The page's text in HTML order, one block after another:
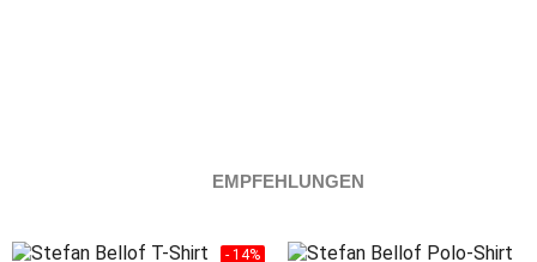
EMPFEHLUNGEN
- 14%